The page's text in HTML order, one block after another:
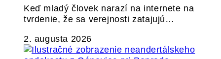
Keď mladý človek narazí na internete na
tvrdenie, že sa verejnosti zatajujú…
2. augusta 2026